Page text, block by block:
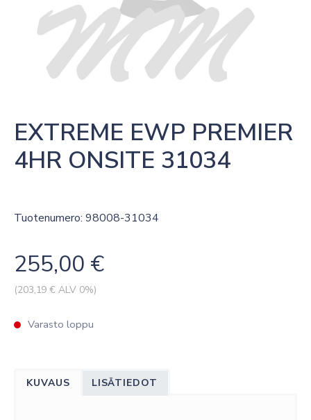
EXTREME EWP PREMIER
4HR ONSITE 31034
Tuotenumero: 98008-31034
255,00 €
(203,19 € ALV 0%)
Varasto loppu
KUVAUS LISÄTIEDOT